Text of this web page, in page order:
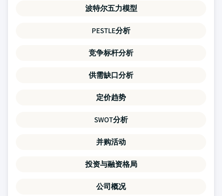
波特尔五力模型
PESTLE分析
竞争标杆分析
供需缺口分析
定价趋势
SWOT分析
并购活动
投资与融资格局
公司概况